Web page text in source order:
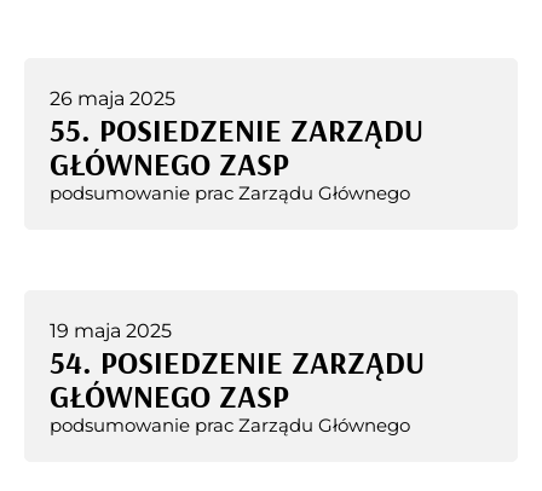
26 maja 2025
55. POSIEDZENIE ZARZĄDU
GŁÓWNEGO ZASP
podsumowanie prac Zarządu Głównego
19 maja 2025
54. POSIEDZENIE ZARZĄDU
GŁÓWNEGO ZASP
podsumowanie prac Zarządu Głównego